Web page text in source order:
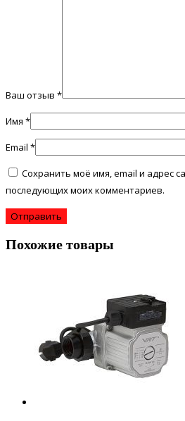
Ваш отзыв *
Имя *
Email *
Сохранить моё имя, email и адрес
последующих моих комментариев.
Похожие товары